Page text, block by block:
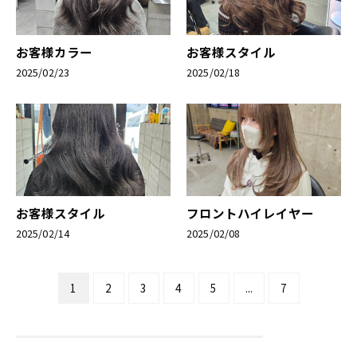
お客様カラー
2025/02/23
お客様スタイル
2025/02/18
お客様スタイル
2025/02/14
フロントハイレイヤー
2025/02/08
1 2 3 4 5 ... 7